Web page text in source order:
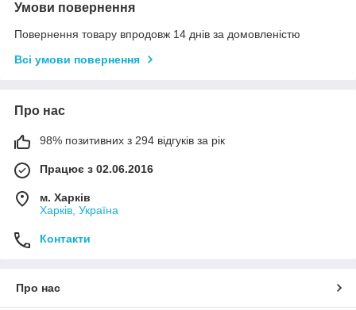
Умови повернення
Повернення товару впродовж 14 днів за домовленістю
Всі умови повернення
Про нас
98% позитивних з 294 відгуків за рік
Працює з 02.06.2016
м. Харків
Харків, Україна
Контакти
Про нас